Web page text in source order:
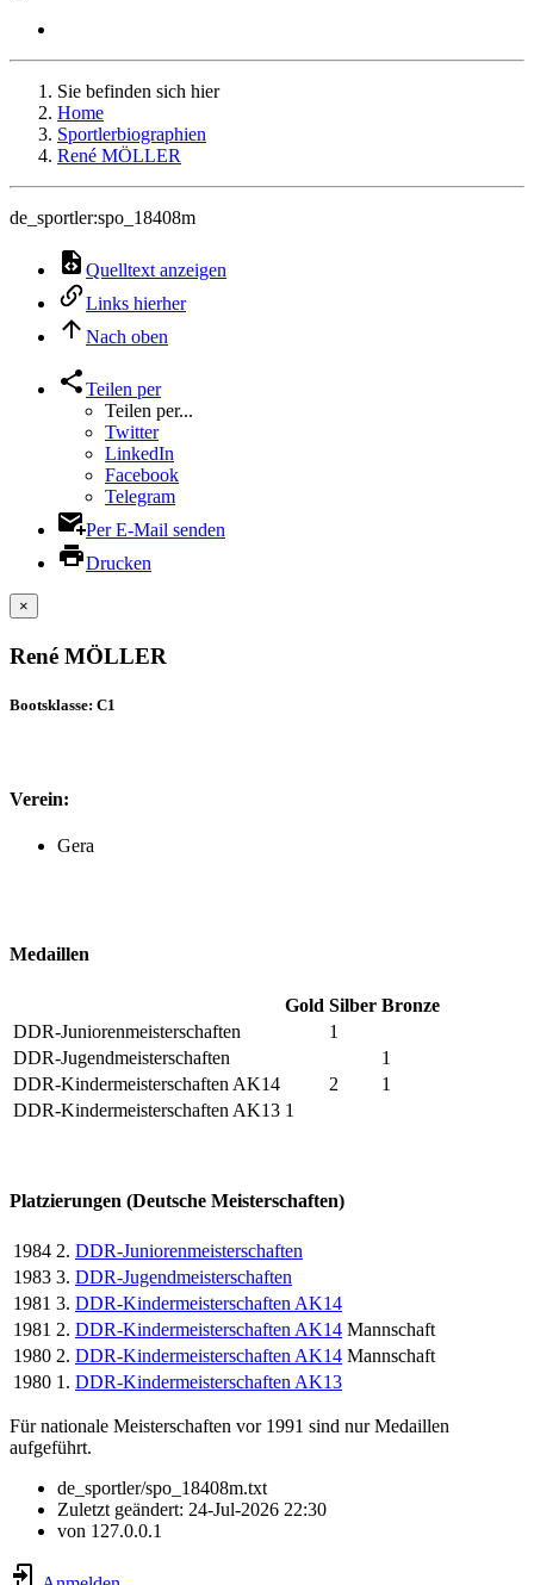
Sie befinden sich hier
Home
Sportlerbiographien
René MÖLLER
de_sportler:spo_18408m
Quelltext anzeigen
Links hierher
Nach oben
Teilen per
Teilen per...
Twitter
LinkedIn
Facebook
Telegram
Per E-Mail senden
Drucken
×
René MÖLLER
Bootsklasse: C1
Verein:
Gera
Medaillen
Gold Silber Bronze
DDR-Juniorenmeisterschaften
1
DDR-Jugendmeisterschaften
1
DDR-Kindermeisterschaften AK14
2
1
DDR-Kindermeisterschaften AK13 1
Platzierungen (Deutsche Meisterschaften)
1984 2. DDR-Juniorenmeisterschaften
1983 3. DDR-Jugendmeisterschaften
1981 3. DDR-Kindermeisterschaften AK14
1981 2. DDR-Kindermeisterschaften AK14 Mannschaft
1980 2. DDR-Kindermeisterschaften AK14 Mannschaft
1980 1. DDR-Kindermeisterschaften AK13
Für nationale Meisterschaften vor 1991 sind nur Medaillen
aufgeführt.
de_sportler/spo_18408m.txt
Zuletzt geändert: 24-Jul-2026 22:30
von 127.0.0.1